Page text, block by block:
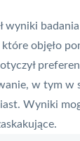
wyniki
objęło
w tym
Wyniki